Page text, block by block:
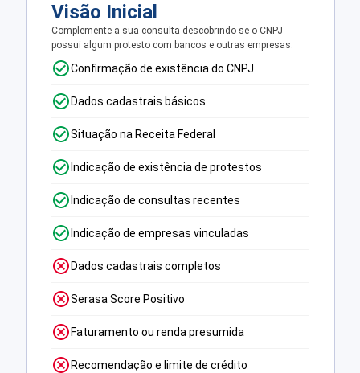
Visão Inicial
Complemente a sua consulta descobrindo se o CNPJ
possui algum protesto com bancos e outras empresas.
Confirmação de existência do CNPJ
Dados cadastrais básicos
Situação na Receita Federal
Indicação de existência de protestos
Indicação de consultas recentes
Indicação de empresas vinculadas
Dados cadastrais completos
Serasa Score Positivo
Faturamento ou renda presumida
Recomendação e limite de crédito